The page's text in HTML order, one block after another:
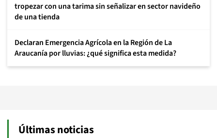
tropezar con una tarima sin señalizar en sector navideño
de una tienda
Declaran Emergencia Agrícola en la Región de La
Araucanía por lluvias: ¿qué significa esta medida?
Últimas noticias